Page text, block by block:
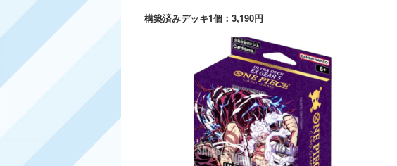
構築済みデッキ1個：3,190円